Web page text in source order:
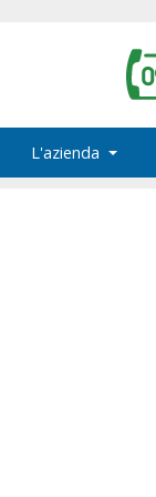
L'azienda